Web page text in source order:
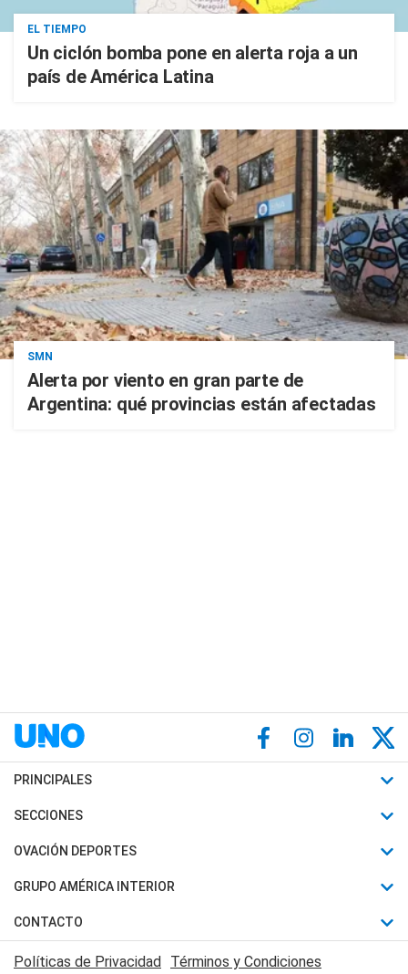
EL TIEMPO
Un ciclón bomba pone en alerta roja a un
país de América Latina
SMN
Alerta por viento en gran parte de
Argentina: qué provincias están afectadas
PRINCIPALES
Últimas Noticias
Política
Judiciales
Economia
SECCIONES
Horóscopo
Motores
Trucos caseros
Series y Películas
OVACIÓN DEPORTES
Fútbol
Mundial
Automovilismo
GRUPO AMÉRICA INTERIOR
Canal 7 en Vivo
CONTACTO
Acerca de Nosotros
Políticas de Privacidad Términos y Condiciones